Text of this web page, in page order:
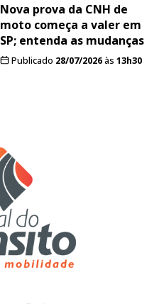
Nova prova da CNH de
moto começa a valer em
SP; entenda as mudanças
Publicado 28/07/2026às 13h30